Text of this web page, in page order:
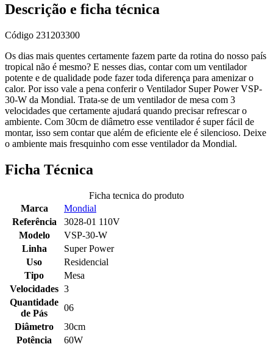
Descrição e ficha técnica
Código 231203300
Os dias mais quentes certamente fazem parte da rotina do nosso país
tropical não é mesmo? E nesses dias, contar com um ventilador
potente e de qualidade pode fazer toda diferença para amenizar o
calor. Por isso vale a pena conferir o Ventilador Super Power VSP-
30-W da Mondial. Trata-se de um ventilador de mesa com 3
velocidades que certamente ajudará quando precisar refrescar o
ambiente. Com 30cm de diâmetro esse ventilador é super fácil de
montar, isso sem contar que além de eficiente ele é silencioso. Deixe
o ambiente mais fresquinho com esse ventilador da Mondial.
Ficha Técnica
Ficha tecnica do produto
Marca
Mondial
Referência
3028-01 110V
Modelo
VSP-30-W
Linha
Super Power
Uso
Residencial
Tipo
Mesa
Velocidades 3
Quantidade
de Pás
06
Diâmetro
30cm
Potência
60W